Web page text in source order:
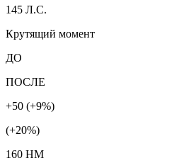
145 Л.С.
Крутящий момент
ДО
ПОСЛЕ
+50 (+9%)
(+20%)
160 HM